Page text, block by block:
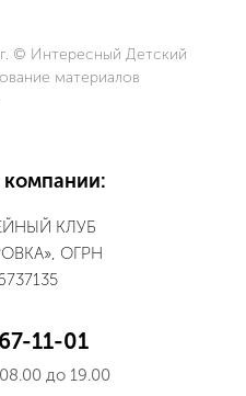
© Интересный Детский
материалов
компании:
КЛУБ
ОГРН
11-01
до 19.00